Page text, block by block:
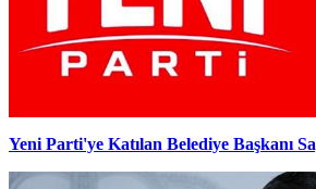
Yeni Parti'ye Katılan Belediye Başkanı